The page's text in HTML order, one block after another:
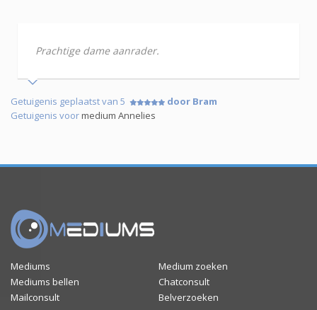
Prachtige dame aanrader.
Getuigenis geplaatst van 5
door Bram
Getuigenis voormedium Annelies
Mediums
Medium zoeken
Mediums bellen
Chatconsult
Mailconsult
Belverzoeken